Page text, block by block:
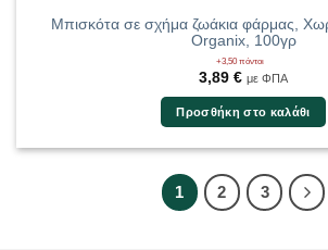
Μπισκότα σε σχήμα ζωάκια φάρμας,
Organix, 100γρ
+3,50 πόντοι
3,89 € με ΦΠΑ
Προσθήκη στο καλάθι
1 2 3